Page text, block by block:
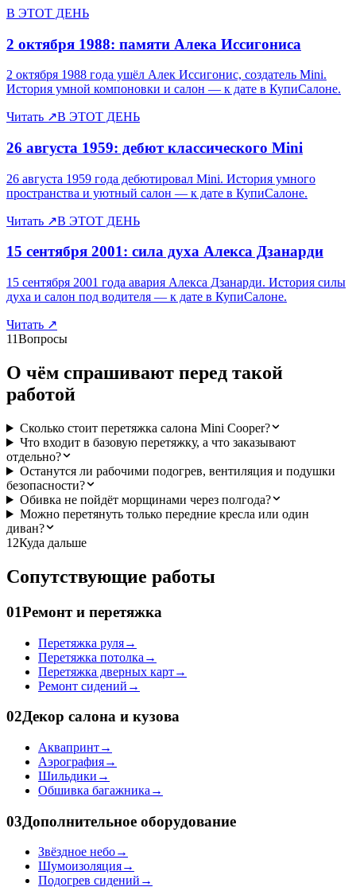
В ЭТОТ ДЕНЬ
2 октября 1988: памяти Алека Иссигониса
2 октября 1988 года ушёл Алек Иссигонис, создатель Mini.
История умной компоновки и салон — к дате в КупиСалоне.
Читать ↗В ЭТОТ ДЕНЬ
26 августа 1959: дебют классического Mini
26 августа 1959 года дебютировал Mini. История умного
пространства и уютный салон — к дате в КупиСалоне.
Читать ↗В ЭТОТ ДЕНЬ
15 сентября 2001: сила духа Алекса Дзанарди
15 сентября 2001 года авария Алекса Дзанарди. История силы
духа и салон под водителя — к дате в КупиСалоне.
Читать ↗
11Вопросы
О чём спрашивают перед такой
работой
Сколько стоит перетяжка салона Mini Cooper?
Что входит в базовую перетяжку, а что заказывают
отдельно?
Останутся ли рабочими подогрев, вентиляция и подушки
безопасности?
Обивка не пойдёт морщинами через полгода?
Можно перетянуть только передние кресла или один
диван?
12Куда дальше
Сопутствующие работы
01Ремонт и перетяжка
Перетяжка руля→
Перетяжка потолка →
Перетяжка дверных карт→
Ремонт сидений →
02Декор салона и кузова
Аквапринт→
Аэрография→
Шильдики →
Обшивка багажника →
03Дополнительное оборудование
Звёздное небо→
Шумоизоляция→
Подогрев сидений →